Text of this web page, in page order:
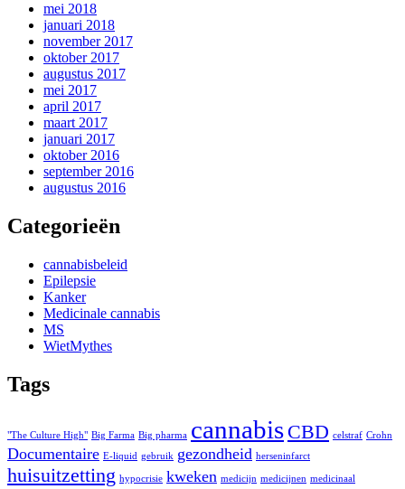
mei 2018
januari 2018
november 2017
oktober 2017
augustus 2017
mei 2017
april 2017
maart 2017
januari 2017
oktober 2016
september 2016
augustus 2016
Categorieën
cannabisbeleid
Epilepsie
Kanker
Medicinale cannabis
MS
WietMythes
Tags
"The Culture High" Big Farma Big pharma cannabis CBD celstraf Crohn
Documentaire E-liquid gebruik gezondheid herseninfarct
huisuitzetting hypocrisie kweken medicijn medicijnen medicinaal